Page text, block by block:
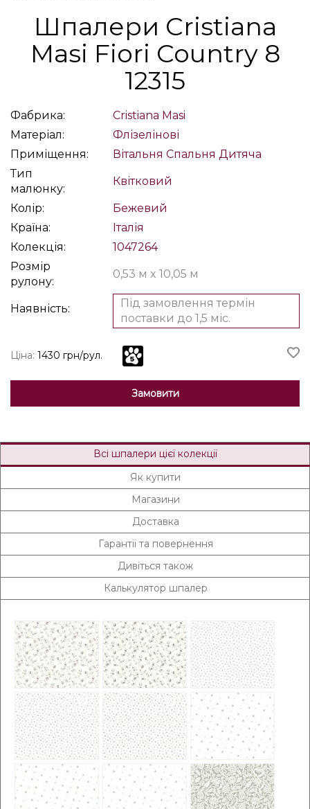
Шпалери Cristiana
Masi Fiori Country 8
12315
Фабрика:
Cristiana Masi
Матеріал:
Флізелінові
Приміщення:
Вітальня Спальня Дитяча
Тип
малюнку:
Квітковий
Колір:
Бежевий
Країна:
Італія
Колекція:
1047264
Розмір
рулону:
0,53 м x 10,05 м
Наявність:
Під замовлення термін
поставки до 1,5 міс.
Ціна: 1430 грн/рул.
Замовити
Всі шпалери цієї колекції
Як купити
Магазини
Доставка
Гарантії та повернення
Дивіться також
Калькулятор шпалер